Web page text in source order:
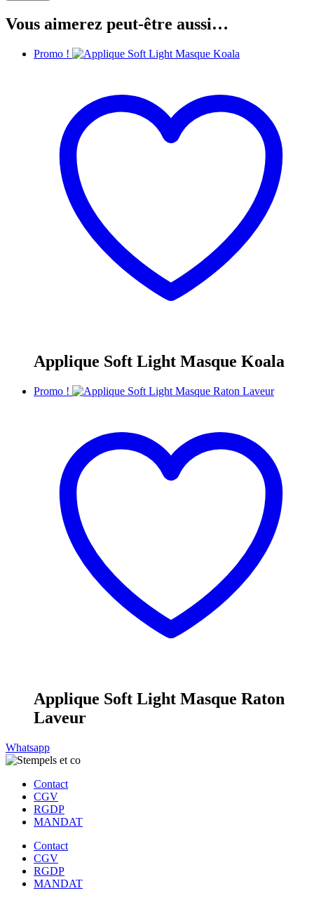
Vous aimerez peut-être aussi…
Promo !
Applique Soft Light Masque Koala
Promo !
Applique Soft Light Masque Raton
Laveur
Whatsapp
Contact
CGV
RGDP
MANDAT
Contact
CGV
RGDP
MANDAT